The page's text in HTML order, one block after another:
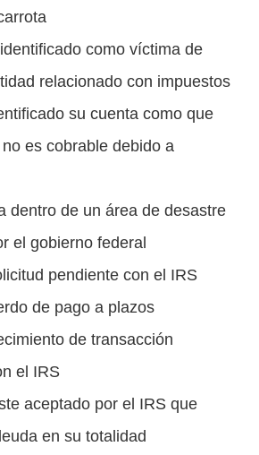
como víctima de
relacionado con impuestos
su cuenta como que
es cobrable debido a
dentro de un área de desastre
el gobierno federal
pendiente con el IRS
de pago a plazos
de transacción
el IRS
aceptado por el IRS que
en su totalidad